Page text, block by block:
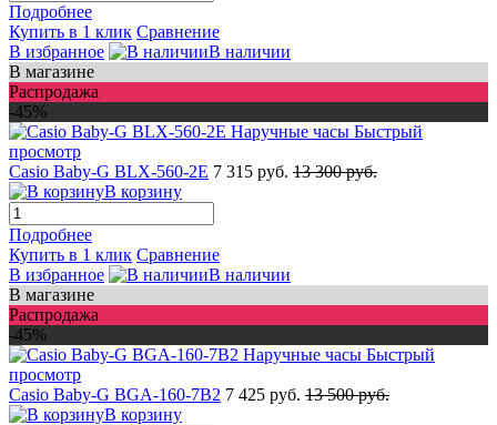
Подробнее
Купить в 1 клик Сравнение
В избранное
В наличии
В магазине
Распродажа
-45%
Быстрый
просмотр
Casio Baby-G BLX-560-2E 7 315 руб. 13 300 руб.
В корзину
Подробнее
Купить в 1 клик Сравнение
В избранное
В наличии
В магазине
Распродажа
-45%
Быстрый
просмотр
Casio Baby-G BGA-160-7B2 7 425 руб. 13 500 руб.
В корзину